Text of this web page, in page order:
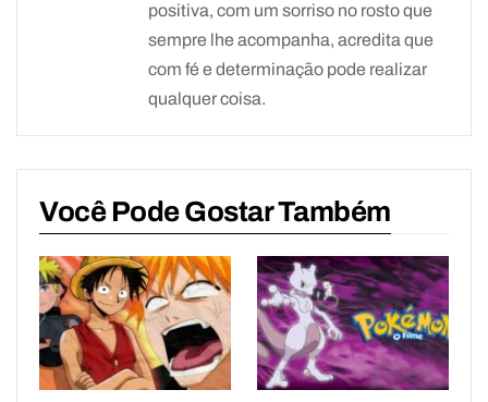
positiva, com um sorriso no rosto que
sempre lhe acompanha, acredita que
com fé e determinação pode realizar
qualquer coisa.
Você Pode Gostar Também